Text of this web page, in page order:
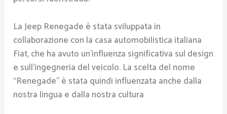
La Jeep Renegade è stata sviluppata in
collaborazione con la casa automobilistica italiana
Fiat, che ha avuto un’influenza significativa sul design
e sull’ingegneria del veicolo. La scelta del nome
“Renegade” è stata quindi influenzata anche dalla
nostra lingua e dalla nostra cultura